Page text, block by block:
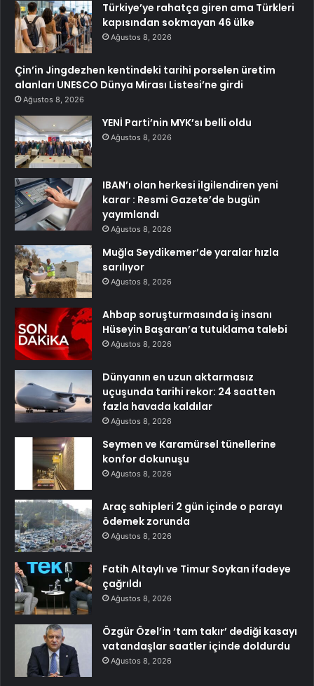
Türkiye’ye rahatça giren ama Türkleri
kapısından sokmayan 46 ülke
Ağustos 8, 2026
Çin’in Jingdezhen kentindeki tarihi porselen üretim
alanları UNESCO Dünya Mirası Listesi’ne girdi
Ağustos 8, 2026
YENİ Parti’nin MYK’sı belli oldu
Ağustos 8, 2026
IBAN’ı olan herkesi ilgilendiren yeni
karar : Resmi Gazete’de bugün
yayımlandı
Ağustos 8, 2026
Muğla Seydikemer’de yaralar hızla
sarılıyor
Ağustos 8, 2026
Ahbap soruşturmasında iş insanı
Hüseyin Başaran’a tutuklama talebi
Ağustos 8, 2026
Dünyanın en uzun aktarmasız
uçuşunda tarihi rekor: 24 saatten
fazla havada kaldılar
Ağustos 8, 2026
Seymen ve Karamürsel tünellerine
konfor dokunuşu
Ağustos 8, 2026
Araç sahipleri 2 gün içinde o parayı
ödemek zorunda
Ağustos 8, 2026
Fatih Altaylı ve Timur Soykan ifadeye
çağrıldı
Ağustos 8, 2026
Özgür Özel’in ‘tam takır’ dediği kasayı
vatandaşlar saatler içinde doldurdu
Ağustos 8, 2026